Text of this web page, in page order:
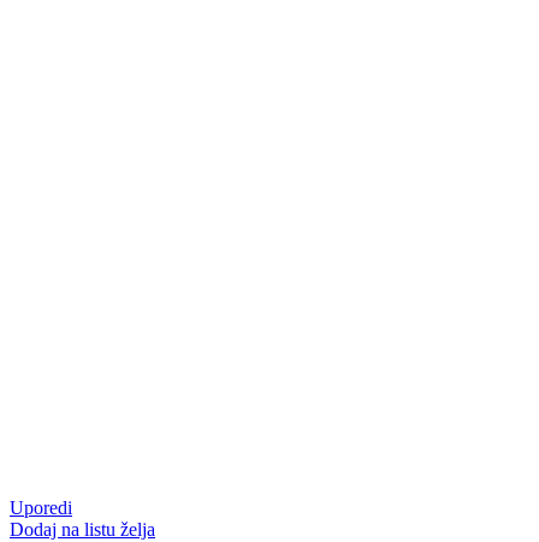
Uporedi
Dodaj na listu želja